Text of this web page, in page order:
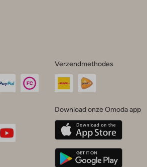
Verzendmethodes
Download onze Omoda app